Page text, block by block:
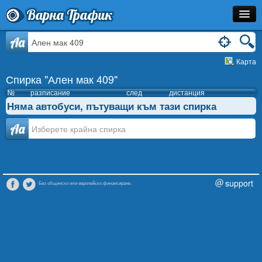
Варна Трафик
Спирка
Разписание
Как Да Стигна?
Инфо
Aa
Карта
Спирка "Ален мак 409"
№ разписание след дистанция
Няма автобуси, пътуващи към тази спирка
Аа
Без общинско или европейско финансиране. support